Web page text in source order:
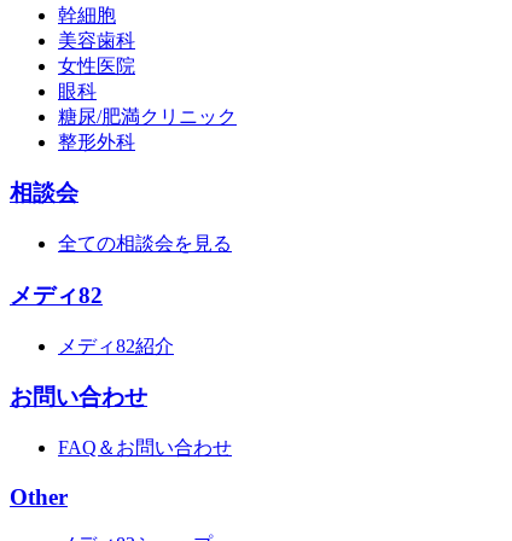
幹細胞
美容歯科
女性医院
眼科
糖尿/肥満クリニック
整形外科
相談会
全ての相談会を見る
メディ82
メディ82紹介
お問い合わせ
FAQ＆お問い合わせ
Other